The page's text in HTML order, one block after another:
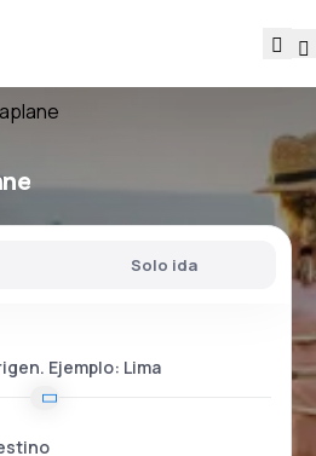
Solo ida